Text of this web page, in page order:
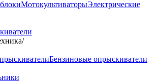
МотокультиваторыЭлектрические
/
Бензиновые опрыскиватели